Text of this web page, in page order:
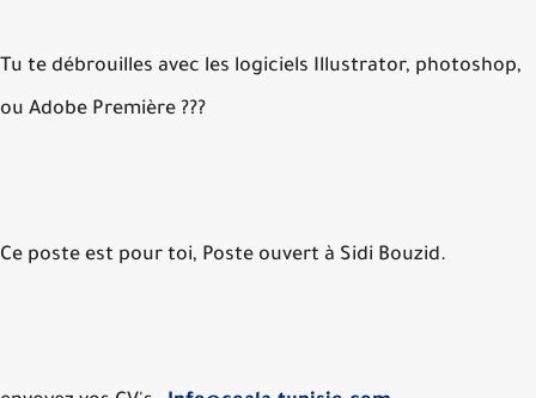
Tu te débrouilles avec les logiciels Illustrator,
ou Adobe Première ???
Ce poste est pour toi, Poste ouvert à Sidi Bouzid.